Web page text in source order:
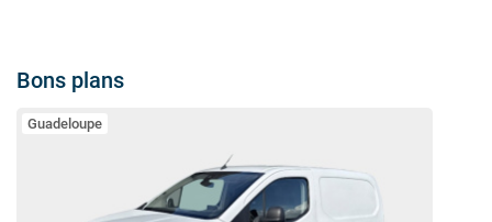
Bons plans
Guadeloupe